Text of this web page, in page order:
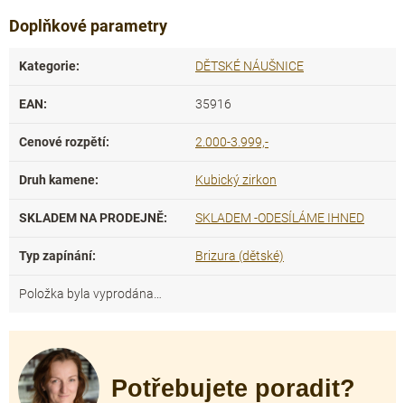
Doplňkové parametry
Kategorie: DĚTSKÉ NÁUŠNICE
EAN: 35916
Cenové rozpětí: 2.000-3.999,-
Druh kamene: Kubický zirkon
SKLADEM NA PRODEJNĚ: SKLADEM -ODESÍLÁME IHNED
Typ zapínání: Brizura (dětské)
Položka byla vyprodána…
Potřebujete poradit?